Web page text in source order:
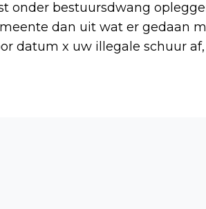
onder bestuursdwang
dan uit wat er gedaan
datum x uw illegale schuur af,
TOUR